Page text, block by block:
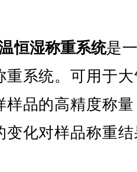
恒湿称重系统是
重系统。可用于
样品的高精度称
变化对样品称重